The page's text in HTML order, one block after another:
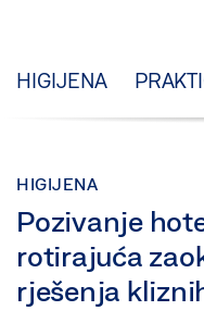
HIGIJENA
HIGIJENA
Pozivanje
rotirajuća
rješenja